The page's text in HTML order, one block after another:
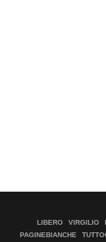
LIBERO VIRGILIO
PAGINEBIANCHE